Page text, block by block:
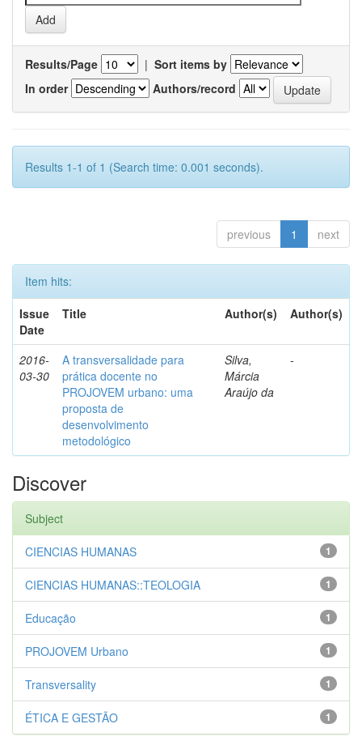
Results/Page | Sort items by
In order
Authors/record
Results 1-1 of 1 (Search time: 0.001 seconds).
previous 1 next
Item hits:
Issue
Date
Title Author(s) Author(s)
2016-
03-30
A transversalidade para
prática docente no
PROJOVEM urbano: uma
proposta de
desenvolvimento
metodológico
Silva,
Márcia
Araújo da
-
Discover
Subject
1
CIENCIAS HUMANAS
1
CIENCIAS HUMANAS::TEOLOGIA
1
Educação
1
PROJOVEM Urbano
1
Transversality
1
ÉTICA E GESTÃO